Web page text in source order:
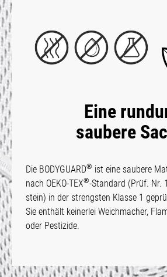
Eine
saubere
Die BODYGUARD® ist eine saubere
nach OEKO-TEX®-Standard (Prüf. Nr.
stein) in der strengsten Klasse 1
Sie enthält keinerlei Weichmacher,
oder Pes­tizide.